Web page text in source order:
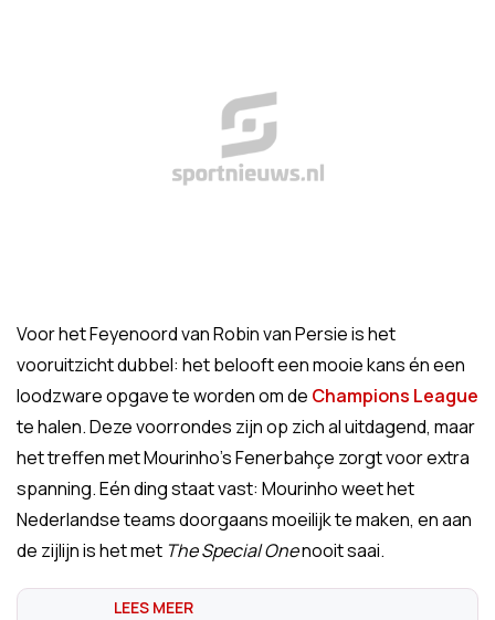
Voor het Feyenoord van Robin van Persie is het
vooruitzicht dubbel: het belooft een mooie kans én een
loodzware opgave te worden om de Champions League
te halen. Deze voorrondes zijn op zich al uitdagend, maar
het treffen met Mourinho’s Fenerbahçe zorgt voor extra
spanning. Eén ding staat vast: Mourinho weet het
Nederlandse teams doorgaans moeilijk te maken, en aan
de zijlijn is het met The Special Onenooit saai.